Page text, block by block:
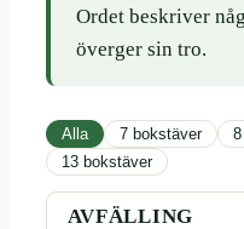
Ordet beskriver
överger sin tro.
Alla 7 bokstäver
13 bokstäver
AVFÄLLING